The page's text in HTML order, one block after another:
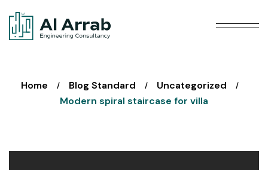
Home / Blog Standard / Uncategorized /
Modern spiral staircase for villa